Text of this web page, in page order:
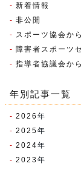
新着情報
非公開
スポーツ協会か
障害者スポーツ
指導者協議会か
年別記事一覧
2026 年
2025年
2024年
2023 年